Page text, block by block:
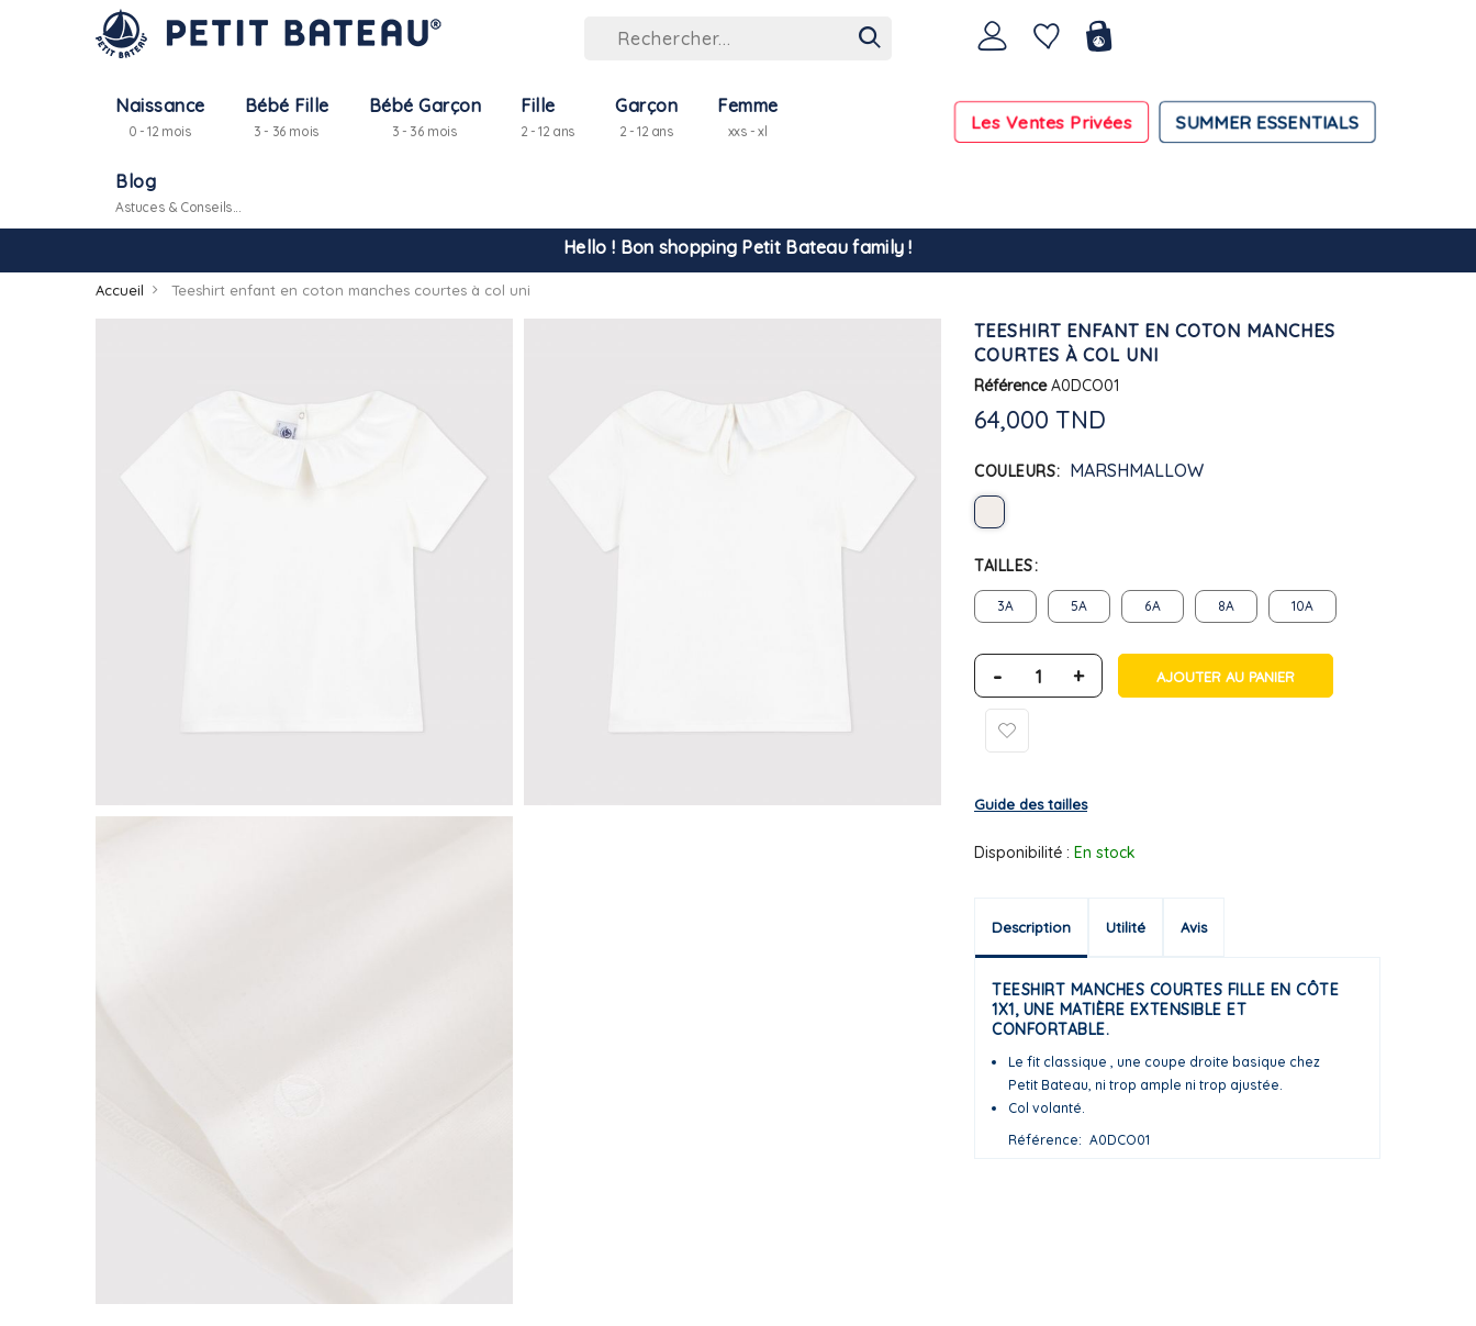
Naissance
0 - 12 mois
Bébé Fille
3 - 36 mois
Bébé Garçon
3 - 36 mois
Fille
2 - 12 ans
Garçon
2 - 12 ans
Femme
xxs - xl SUMMER ESSENTIALS
Les Ventes Privées
Blog
Astuces & Conseils...
La livraison est assurée partout en Tunisie !
-10% pour tout paiement par carte bancaire (hors promo)
Accueil Teeshirt enfant en coton manches courtes à col uni
TEESHIRT ENFANT EN COTON MANCHES
COURTES À COL UNI
Référence A0DCO01
64,000 TND
COULEURS MARSHMALLOW
TAILLES
3A 5A 6A 8A 10A
- + AJOUTER AU PANIER
Guide des tailles
Disponibilité : En stock
Description Utilité Avis
TEESHIRT MANCHES COURTES FILLE EN CÔTE
1X1, UNE MATIÈRE EXTENSIBLE ET
CONFORTABLE.
Le fit classique , une coupe droite basique chez
Petit Bateau, ni trop ample ni trop ajustée.
Col volanté.
Référence
A0DCO01